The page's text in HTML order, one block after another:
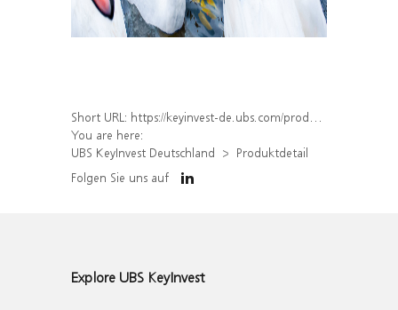
Short URL: https://keyinvest-de.ubs.com/produkt/detail/index/isin/DE000WA5RTZ1
You are here:
UBS KeyInvest Deutschland
Produktdetail
Folgen Sie uns auf
Explore UBS KeyInvest